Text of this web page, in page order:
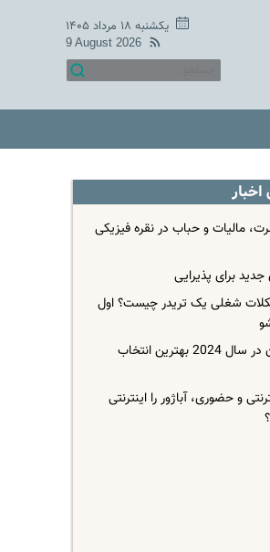
یکشنبه ۱۸ مرداد ۱۴۰۵
9 August 2026
مالیات و حباب در نقره فیزیکی
جدید برای پذیرایی
شغلی یک تریدر چیست؟ اول
چرا بلوکارت آلمان در سال 2024 بهترین انتخاب
و حضوری، آباژور را اینترنتی